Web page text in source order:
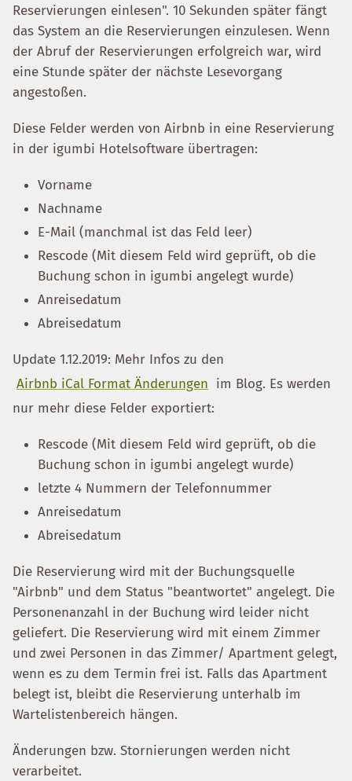
Reservierungen einlesen". 10 Sekunden später fängt
das System an die Reservierungen einzulesen. Wenn
der Abruf der Reservierungen erfolgreich war, wird
eine Stunde später der nächste Lesevorgang
angestoßen.
Diese Felder werden von Airbnb in eine Reservierung
in der igumbi Hotelsoftware übertragen:
Vorname
Nachname
E-Mail (manchmal ist das Feld leer)
Rescode (Mit diesem Feld wird geprüft, ob die
Buchung schon in igumbi angelegt wurde)
Anreisedatum
Abreisedatum
Update 1.12.2019: Mehr Infos zu den
Airbnb iCal Format Änderungen im Blog. Es werden
nur mehr diese Felder exportiert:
Rescode (Mit diesem Feld wird geprüft, ob die
Buchung schon in igumbi angelegt wurde)
letzte 4 Nummern der Telefonnummer
Anreisedatum
Abreisedatum
Die Reservierung wird mit der Buchungsquelle
"Airbnb" und dem Status "beantwortet" angelegt. Die
Personenanzahl in der Buchung wird leider nicht
geliefert. Die Reservierung wird mit einem Zimmer
und zwei Personen in das Zimmer/ Apartment gelegt,
wenn es zu dem Termin frei ist. Falls das Apartment
belegt ist, bleibt die Reservierung unterhalb im
Wartelistenbereich hängen.
Änderungen bzw. Stornierungen werden nicht
verarbeitet.